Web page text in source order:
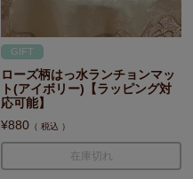
GIFT
ローズ柄はっ水ランチョンマッ
ト(アイボリー)【ラッピング対
応可能】
¥880 税込
在庫切れ